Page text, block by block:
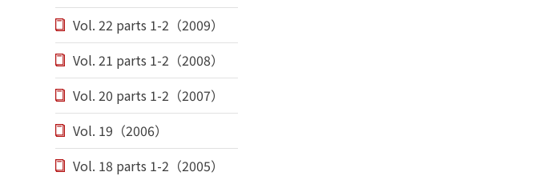
Vol. 22 parts 1-2（2009）
Vol. 21 parts 1-2（2008）
Vol. 20 parts 1-2（2007）
Vol. 19（2006）
Vol. 18 parts 1-2（2005）